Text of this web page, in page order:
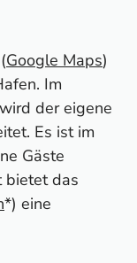
Google Maps)
Im
der eigene
Es ist im
Gäste
bietet das
*) eine